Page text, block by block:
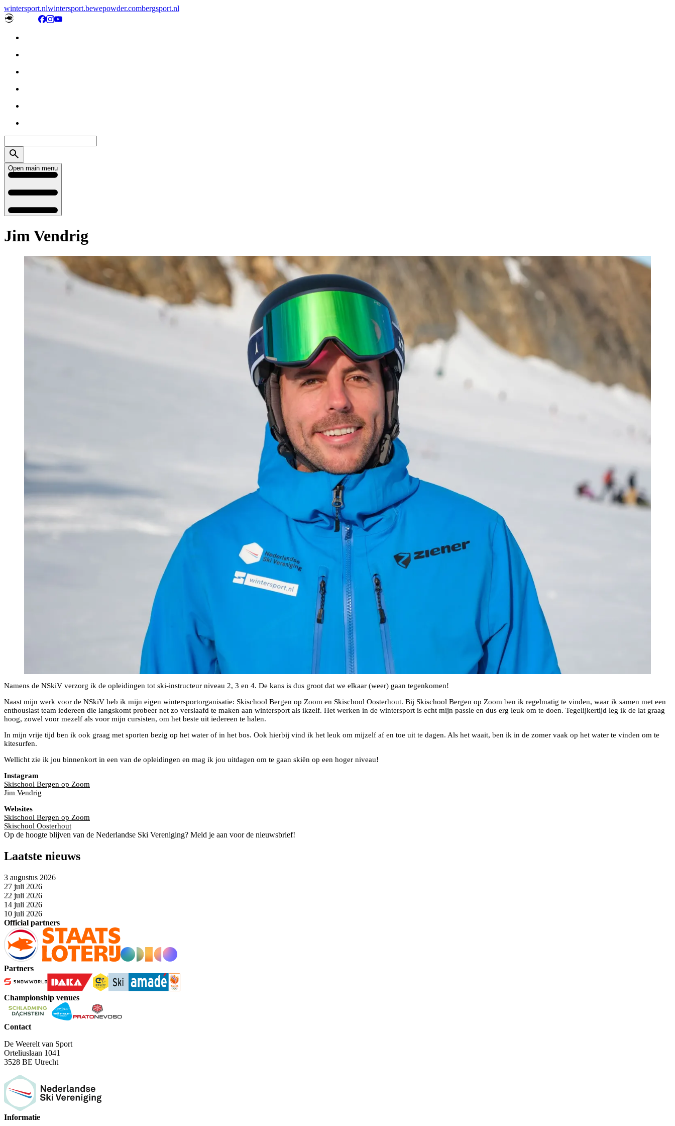
wintersport.nlwintersport.bewepowder.combergsport.nl
Open main menu
Jim Vendrig
Namens de NSkiV verzorg ik de opleidingen tot ski-instructeur niveau 2, 3 en 4. De kans is dus groot dat we elkaar (weer) gaan tegenkomen!
Naast mijn werk voor de NSkiV heb ik mijn eigen wintersportorganisatie: Skischool Bergen op Zoom en Skischool Oosterhout. Bij Skischool Bergen op Zoom ben ik regelmatig te vinden, waar ik samen met een
enthousiast team iedereen die langskomt probeer net zo verslaafd te maken aan wintersport als ikzelf. Het werken in de wintersport is echt mijn passie en dus erg leuk om te doen. Tegelijkertijd leg ik de lat graag
hoog, zowel voor mezelf als voor mijn cursisten, om het beste uit iedereen te halen.
In mijn vrije tijd ben ik ook graag met sporten bezig op het water of in het bos. Ook hierbij vind ik het leuk om mijzelf af en toe uit te dagen. Als het waait, ben ik in de zomer vaak op het water te vinden om te
kitesurfen.
Wellicht zie ik jou binnenkort in een van de opleidingen en mag ik jou uitdagen om te gaan skiën op een hoger niveau!
Instagram
Skischool Bergen op Zoom
Jim Vendrig
Websites
Skischool Bergen op Zoom
Skischool Oosterhout
Op de hoogte blijven van de Nederlandse Ski Vereniging? Meld je aan voor de nieuwsbrief!
Laatste nieuws
3 augustus 2026
27 juli 2026
22 juli 2026
14 juli 2026
10 juli 2026
Official partners
Partners
Championship venues
Contact
De Weerelt van Sport
Orteliuslaan 1041
3528 BE Utrecht
Informatie